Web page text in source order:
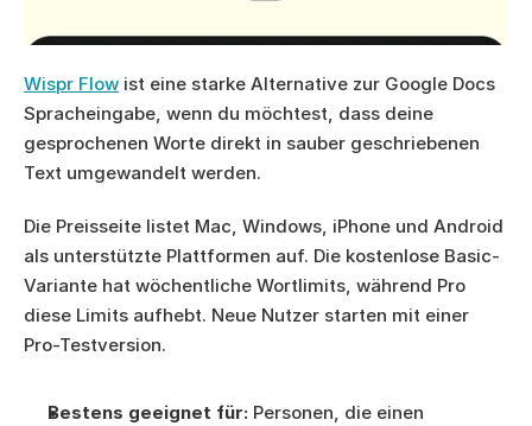
Wispr Flow ist eine starke Alternative zur Google Docs
Spracheingabe, wenn du möchtest, dass deine
gesprochenen Worte direkt in sauber geschriebenen
Text umgewandelt werden.
Die Preisseite listet Mac, Windows, iPhone und Android
als unterstützte Plattformen auf. Die kostenlose Basic-
Variante hat wöchentliche Wortlimits, während Pro
diese Limits aufhebt. Neue Nutzer starten mit einer
Pro-Testversion.
Bestens geeignet für: Personen, die einen